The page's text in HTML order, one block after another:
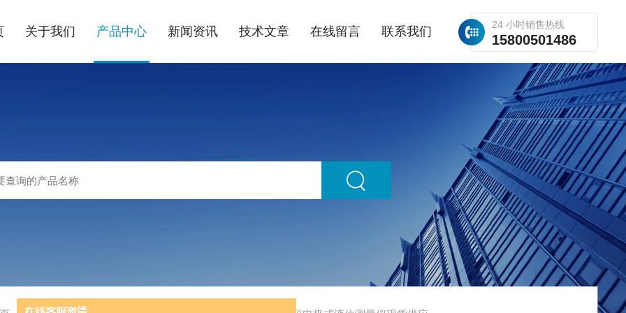
24 小时销售热线
15800501486
关于我们 产品中心 新闻资讯 技术文章 在线留言 联系我们